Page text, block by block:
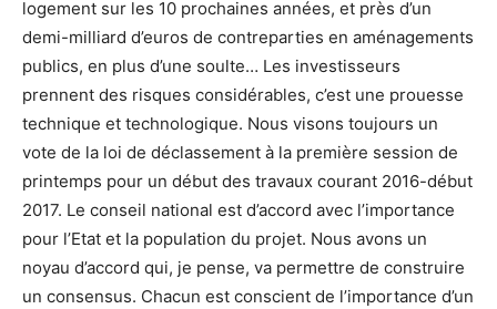
logement sur les 10 prochaines années, et près d’un
demi-milliard d’euros de contreparties en aménagements
publics, en plus d’une soulte… Les investisseurs
prennent des risques considérables, c’est une prouesse
technique et technologique. Nous visons toujours un
vote de la loi de déclassement à la première session de
printemps pour un début des travaux courant 2016-début
2017. Le conseil national est d’accord avec l’importance
pour l’Etat et la population du projet. Nous avons un
noyau d’accord qui, je pense, va permettre de construire
un consensus. Chacun est conscient de l’importance d’un